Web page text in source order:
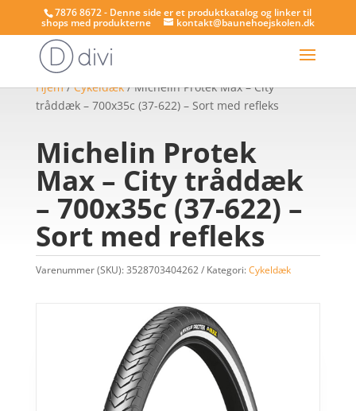
7876 8672 - Denne side er et produktkatalog og linker til
shops med produkterne kontakt@baunehoejskolen.dk
Hjem/Cykeldæk/ Michelin Protek Max – City
tråddæk – 700x35c (37-622) – Sort med refleks
Michelin Protek
Max – City tråddæk
– 700x35c (37-622) –
Sort med refleks
Varenummer (SKU):3528703404262 Kategori:Cykeldæk